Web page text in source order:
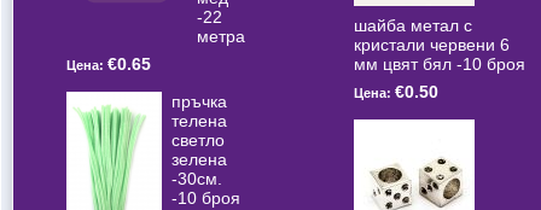
-22
метра
Цена: €0.65
пръчка
телена
светлo
зелена
-30см.
-10 броя
шайба метал с
кристали червени 6
мм цвят бял -10 броя
Цена: €0.50